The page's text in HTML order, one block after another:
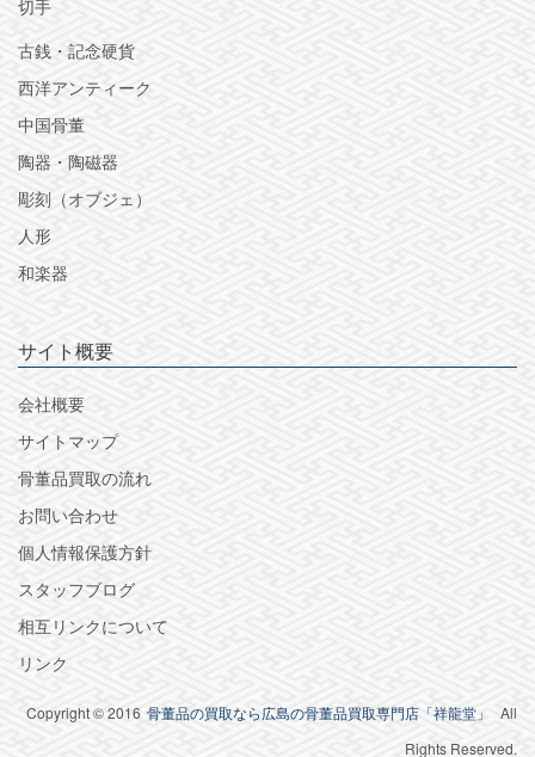
切手
古銭・記念硬貨
西洋アンティーク
中国骨董
陶器・陶磁器
彫刻（オブジェ）
人形
和楽器
サイト概要
会社概要
サイトマップ
骨董品買取の流れ
お問い合わせ
個人情報保護方針
スタッフブログ
相互リンクについて
リンク
Copyright © 2016 骨董品の買取なら広島の骨董品買取専門店「祥龍堂」
All
Rights Reserved.